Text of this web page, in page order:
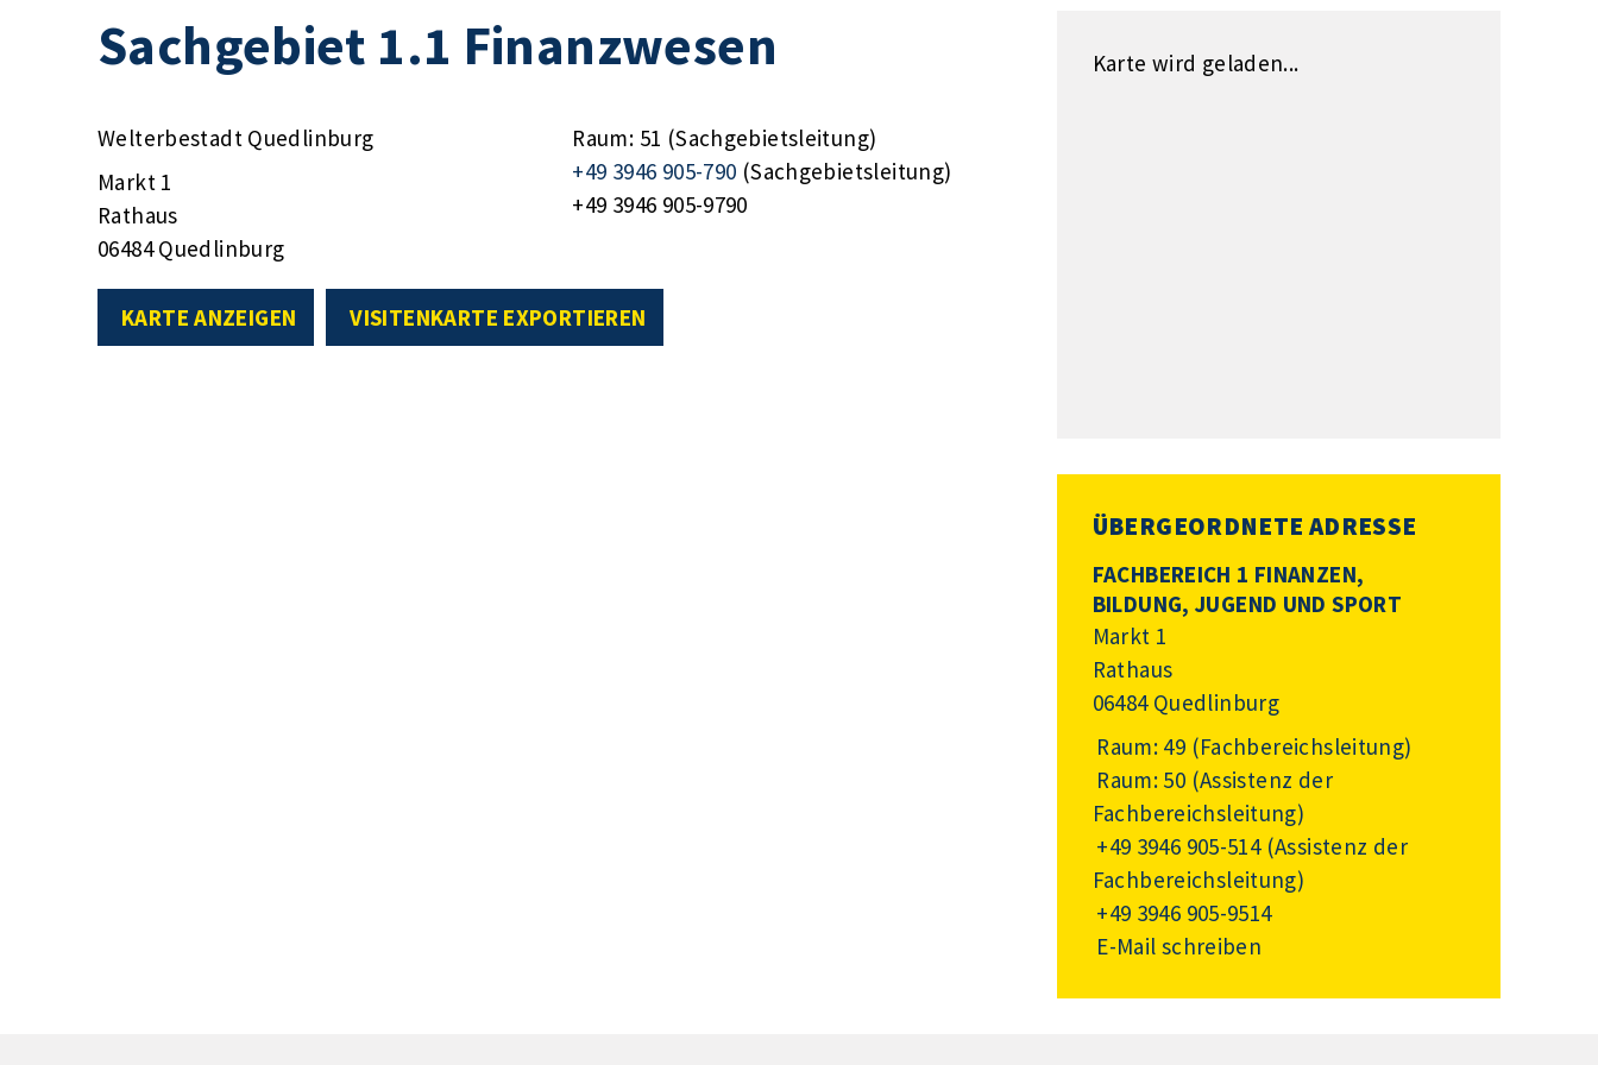
Sachgebiet 1.1 Finanzwesen
Welterbestadt Quedlinburg
Markt 1
Rathaus
06484 Quedlinburg
Raum: 51 (Sachgebietsleitung)
+49 3946 905-790 (Sachgebietsleitung)
+49 3946 905-9790
KARTE ANZEIGEN VISITENKARTE EXPORTIEREN
Karte wird geladen...
ÜBERGEORDNETE ADRESSE
FACHBEREICH 1 FINANZEN,
BILDUNG, JUGEND UND SPORT
Markt 1
Rathaus
06484 Quedlinburg
Raum: 49 (Fachbereichsleitung)
Raum: 50 (Assistenz der
Fachbereichsleitung)
+49 3946 905-514(Assistenz der
Fachbereichsleitung)
+49 3946 905-9514
E-Mail schreiben